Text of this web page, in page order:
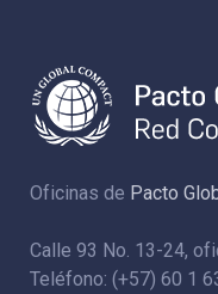
Oficinas de Pacto
Calle 93 No. 13-24,
Teléfono: (+57) 60 1